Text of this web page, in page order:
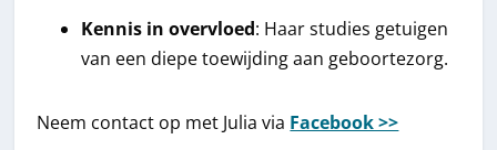
Kennis in overvloed: Haar studies getuigen
van een diepe toewijding aan geboortezorg.
Neem contact op met Julia via Facebook >>